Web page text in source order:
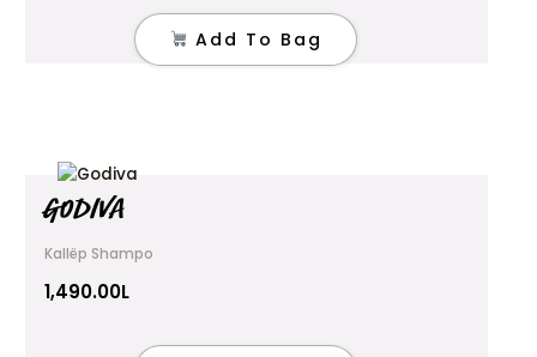
Your review*
Name *
Email*
Save my name, email, and website in this browser
Add To Bag
GODIVA
Kallëp Shampo
1,490.00L